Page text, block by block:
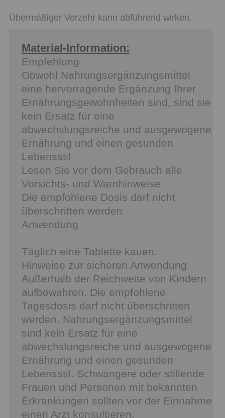
Übermäßiger Verzehr kann abführend wirken.
Material-Information:
Empfehlung
Obwohl Nahrungsergänzungsmittel
eine hervorragende Ergänzung Ihrer
Ernährungsgewohnheiten sind, sind sie
kein Ersatz für eine
abwechslungsreiche und ausgewogene
Ernährung und einen gesunden
Lebensstil
Lesen Sie vor dem Gebrauch alle
Vorsichts- und Warnhinweise
Die empfohlene Dosis darf nicht
überschritten werden
Anwendung
Täglich eine Tablette kauen.
Hinweise zur sicheren Anwendung
Außerhalb der Reichweite von Kindern
aufbewahren. Die empfohlene
Tagesdosis darf nicht überschritten
werden. Nahrungsergänzungsmittel
sind kein Ersatz für eine
abwechslungsreiche und ausgewogene
Ernährung und einen gesunden
Lebensstil. Schwangere oder stillende
Frauen und Personen mit bekannten
Erkrankungen sollten vor der Einnahme
einen Arzt konsultieren.